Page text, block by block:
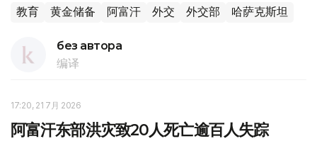
教育 黄金储备 阿富汗 外交 外交部 哈萨克斯坦
без автора
编译
17:20, 21 7月 2026
阿富汗东部洪灾致20人死亡逾百人失踪